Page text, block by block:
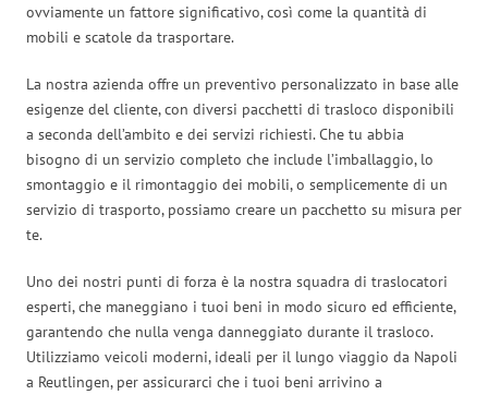
ovviamente un fattore significativo, così come la quantità di
mobili e scatole da trasportare.
La nostra azienda offre un preventivo personalizzato in base alle
esigenze del cliente, con diversi pacchetti di trasloco disponibili
a seconda dell’ambito e dei servizi richiesti. Che tu abbia
bisogno di un servizio completo che include l’imballaggio, lo
smontaggio e il rimontaggio dei mobili, o semplicemente di un
servizio di trasporto, possiamo creare un pacchetto su misura per
te.
Uno dei nostri punti di forza è la nostra squadra di traslocatori
esperti, che maneggiano i tuoi beni in modo sicuro ed efficiente,
garantendo che nulla venga danneggiato durante il trasloco.
Utilizziamo veicoli moderni, ideali per il lungo viaggio da Napoli
a Reutlingen, per assicurarci che i tuoi beni arrivino a